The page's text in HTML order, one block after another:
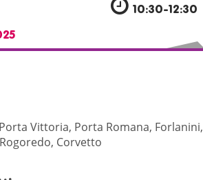
10:30-12:30
Vittoria, Porta Romana, Forlanini,
Corvetto